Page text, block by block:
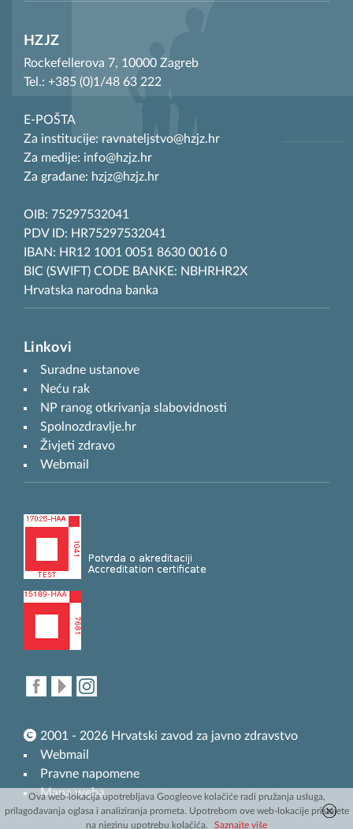
HZJZ
Rockefellerova 7, 10000 Zagreb
Tel.: +385 (0)1/48 63 222
E-POŠTA
Za institucije: ravnateljstvo@hzjz.hr
Za medije: info@hzjz.hr
Za građane: hzjz@hzjz.hr
OIB: 75297532041
PDV ID: HR75297532041
IBAN: HR12 1001 0051 8630 0016 0
BIC (SWIFT) CODE BANKE: NBHRHR2X
Hrvatska narodna banka
Linkovi
Suradne ustanove
Neću rak
NP ranog otkrivanja slabovidnosti
Spolnozdravlje.hr
Živjeti zdravo
Webmail
2001 - 2026 Hrvatski zavod za javno zdravstvo
Webmail
Pravne napomene
Mapa weba
Ova web-lokacija upotrebljava Googleove kolačiće radi pružanja usluga,
prilagođavanja oglasa i analiziranja prometa. Upotrebom ove web-lokacije pristajete
na njezinu upotrebu kolačića.
Saznajte više